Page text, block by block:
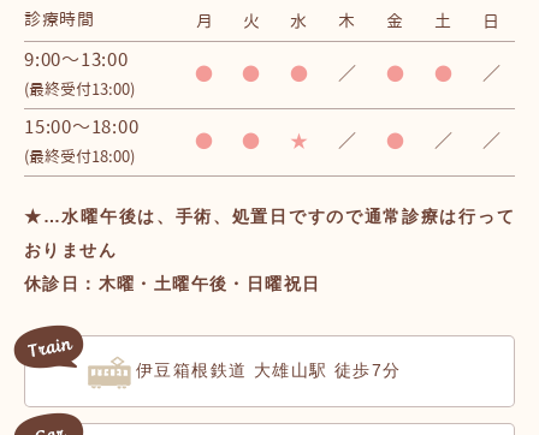
診療時間 月 火 水 木 金 土 日
9:00～13:00
(最終受付13:00)
● ● ● ／ ● ● ／
15:00～18:00
(最終受付18:00)
● ● ★ ／ ● ／ ／
★…水曜午後は、手術、処置日ですので通常診療は行って
おりません
休診日：木曜・土曜午後・日曜祝日
伊豆箱根鉄道 大雄山駅 徒歩7分